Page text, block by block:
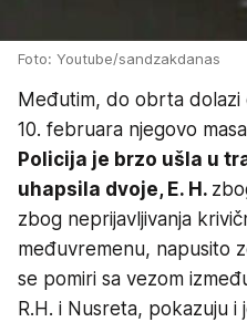
Foto: Youtube/sandzakdanas
Međutim, do obrta dolazi
10. februara njegovo
Policija je brzo ušla u
uhapsila dvoje, E. H.
zbog neprijavljivanja
međuvremenu, napusito
se pomiri sa vezom
R.H. i Nusreta, pokazuju i